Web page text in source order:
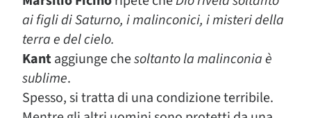
ai figli di Saturno, i malinconici, i misteri della
terra e del cielo.
Kantaggiunge chesoltanto la malinconia è
sublime.
Spesso, si tratta di una condizione terribile.